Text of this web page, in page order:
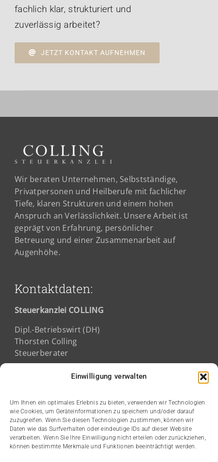
Einwilligung verwalten
Um Ihnen ein optimales Erlebnis zu bieten, verwenden wir Technologien
wie Cookies, um Geräteinformationen zu speichern und/oder darauf
zuzugreifen. Wenn Sie diesen Technologien zustimmen, können wir
Daten wie das Surfverhalten oder eindeutige IDs auf dieser Website
verarbeiten. Wenn Sie Ihre Einwilligung nicht erteilen oder zurückziehen,
können bestimmte Merkmale und Funktionen beeinträchtigt werden.
fachlich klar, strukturiert und
zuverlässig arbeitet?
JETZT KONTAKT AUFNEHMEN
Wir beraten Unternehmen, Selbstständige,
Privatpersonen und Heilberufe mit fachlicher
Tiefe, klaren Strukturen und einem hohen
Anspruch an Verlässlichkeit. Unsere Arbeit ist
geprägt von Erfahrung, persönlicher
Betreuung und einer Zusammenarbeit auf
Augenhöhe.
Kontaktdaten:
Steuerkanzlei COLLING
Dipl.-Betriebswirt (DH)
Thorsten Colling
Steuerberater
Fichtestraße 2a
Kanzleizeiten:
Montag bis Donnerstag: